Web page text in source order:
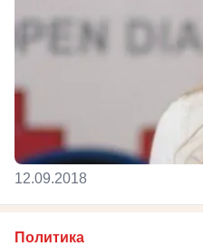
12.09.2018
Политика